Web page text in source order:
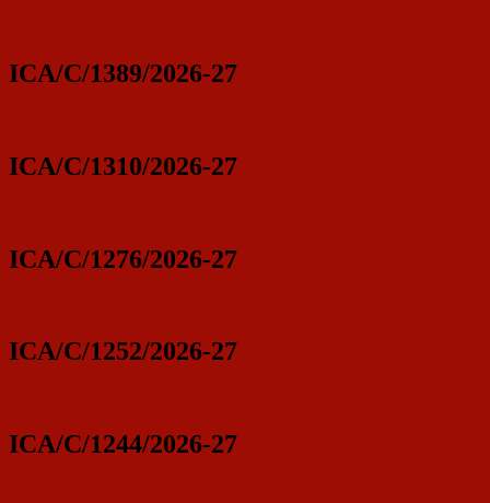
ICA/C/1389/2026-27
ICA/C/1310/2026-27
ICA/C/1276/2026-27
ICA/C/1252/2026-27
ICA/C/1244/2026-27